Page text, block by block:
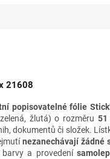
21608
popisovatelné fólie
žlutá) o rozměru 51
dokumentů či složek.
nezanechávají žádné
a provedení